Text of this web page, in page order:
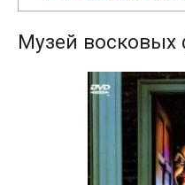
Музей восковых